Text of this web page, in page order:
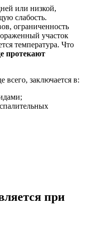
или низкой,
слабость.
ограниченность
участок
температура. Что
протекают
всего, заключается в:
при